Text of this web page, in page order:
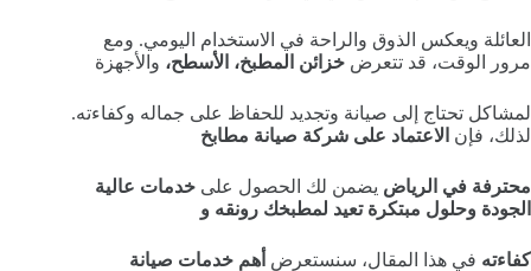
العائلة ويعكس الذوق والراحة في الاستخدام اليومي. ومع
مرور الوقت، قد تتعرض خزائن المطبخ، الأسطح، والأجهزة
لمشاكل تحتاج إلى صيانة وتجديد للحفاظ على جماله وكفاءته.
لذلك، فإن الاعتماد على شركة صيانة مطابخ
محترفة في الرياض يضمن لك الحصول على خدمات عالية
الجودة وحلول مبتكرة تعيد لمطبخك رونقه و
كفاءته في هذا المقال، سنستعرض أهم خدمات صيانة